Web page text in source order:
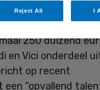
geïnvesteerd in
onderzoek“.
250 duizend
en Vici onderdeel
op recent
“opvallend
Reject All I